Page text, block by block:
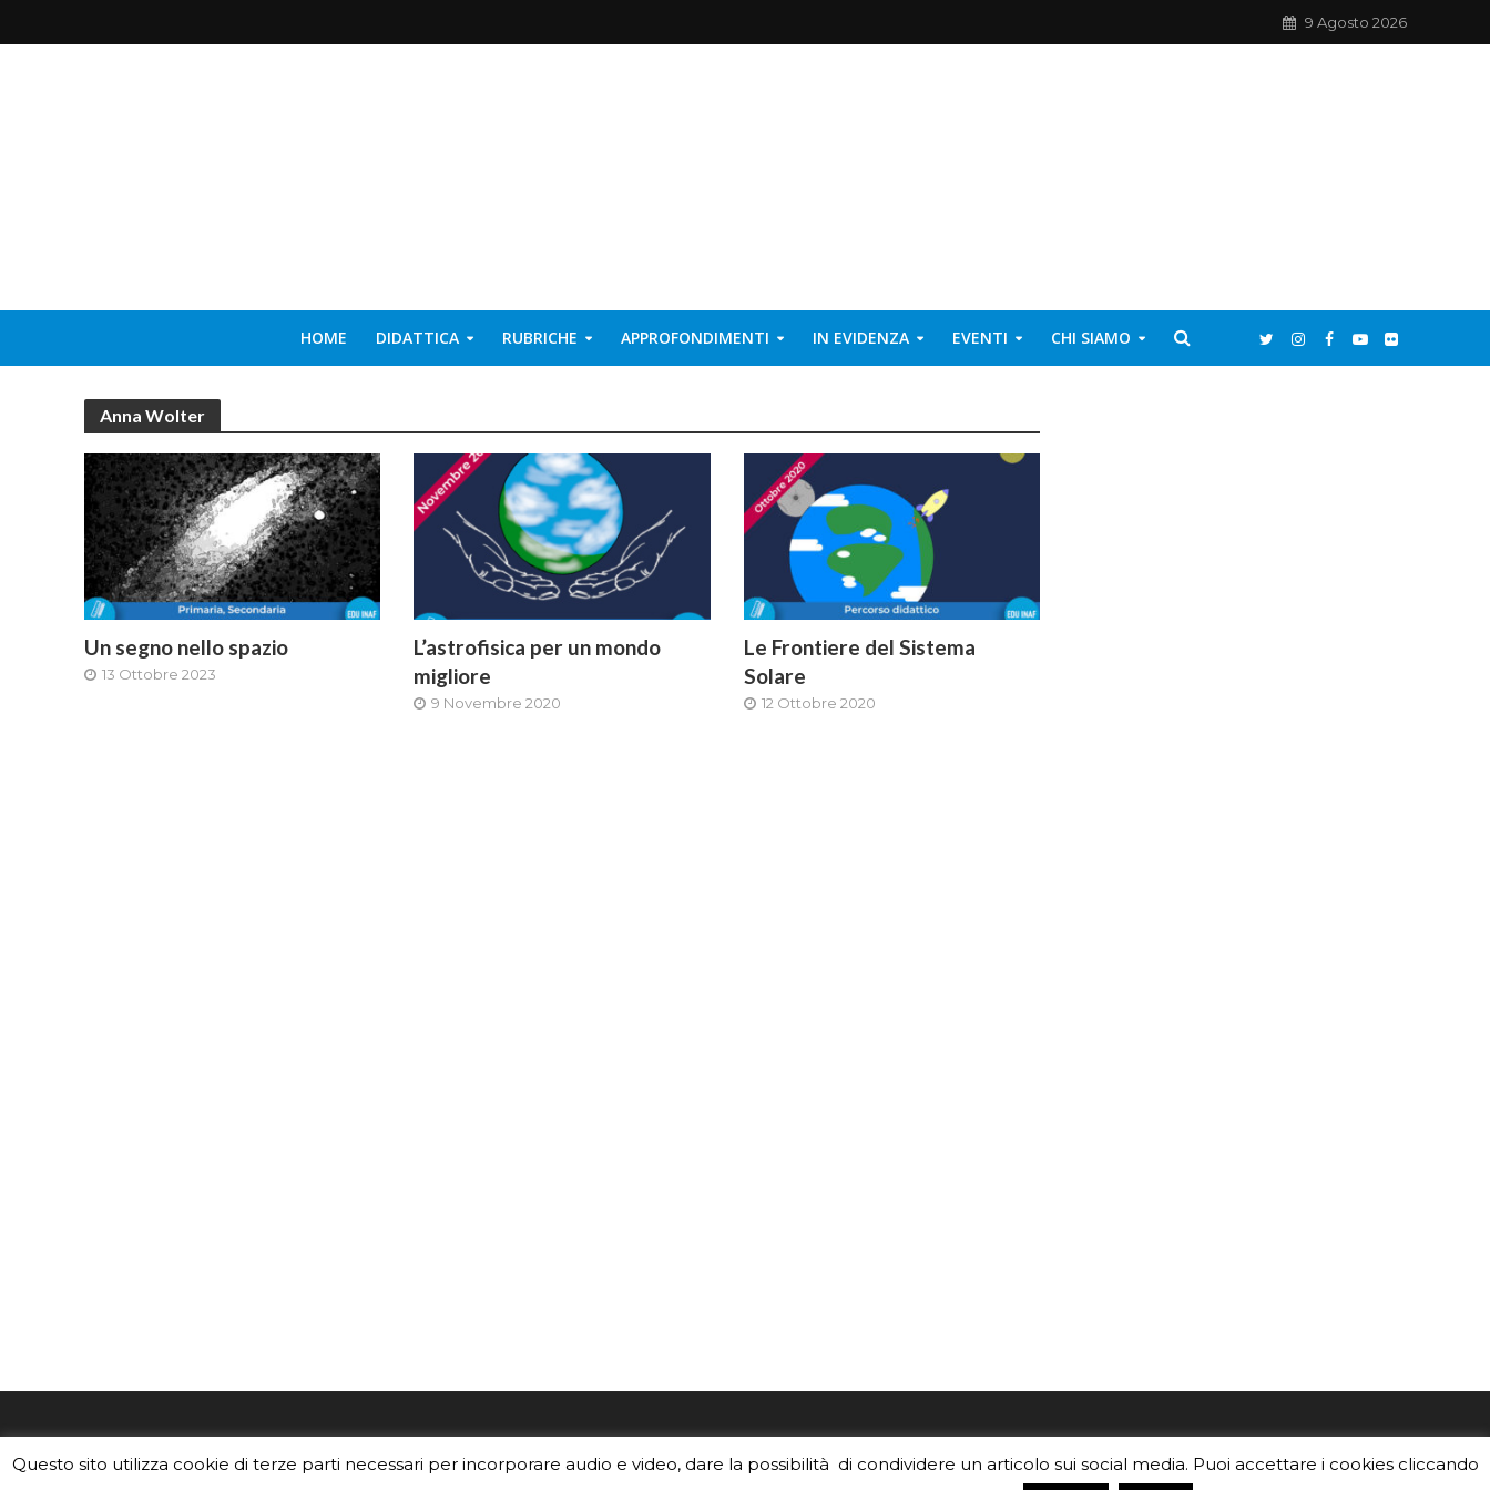
9 Agosto 2026
HOME DIDATTICA RUBRICHE APPROFONDIMENTI IN EVIDENZA EVENTI CHI SIAMO
Anna Wolter
Un segno nello spazio
13 Ottobre 2023
L’astrofisica per un mondo
migliore
9 Novembre 2020
Le Frontiere del Sistema
Solare
12 Ottobre 2020
divulgazione dell'INAF,Istituto
Leggi i Crediti.
risponde, per inviarci le tue foto o i
brochureda distribuire nella tua
Questo sito utilizza cookie di terze parti necessari per incorporare audio e video, dare la possibilità di condividere un articolo sui social media. Puoi accettare i cookies cliccando